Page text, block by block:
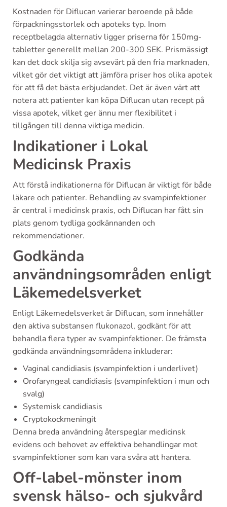
Kostnaden för Diflucan varierar beroende på både
förpackningsstorlek och apoteks typ. Inom
receptbelagda alternativ ligger priserna för 150mg-
tabletter generellt mellan 200-300 SEK. Prismässigt
kan det dock skilja sig avsevärt på den fria marknaden,
vilket gör det viktigt att jämföra priser hos olika apotek
för att få det bästa erbjudandet. Det är även värt att
notera att patienter kan köpa Diflucan utan recept på
vissa apotek, vilket ger ännu mer flexibilitet i
tillgången till denna viktiga medicin.
Indikationer i Lokal
Medicinsk Praxis
Att förstå indikationerna för Diflucan är viktigt för både
läkare och patienter. Behandling av svampinfektioner
är central i medicinsk praxis, och Diflucan har fått sin
plats genom tydliga godkännanden och
rekommendationer.
Godkända
användningsområden enligt
Läkemedelsverket
Enligt Läkemedelsverket är Diflucan, som innehåller
den aktiva substansen flukonazol, godkänt för att
behandla flera typer av svampinfektioner. De främsta
godkända användningsområdena inkluderar:
Vaginal candidiasis (svampinfektion i underlivet)
Orofaryngeal candidiasis (svampinfektion i mun och
svalg)
Systemisk candidiasis
Cryptokockmeningit
Denna breda användning återspeglar medicinsk
evidens och behovet av effektiva behandlingar mot
svampinfektioner som kan vara svåra att hantera.
Off-label-mönster inom
svensk hälso- och sjukvård